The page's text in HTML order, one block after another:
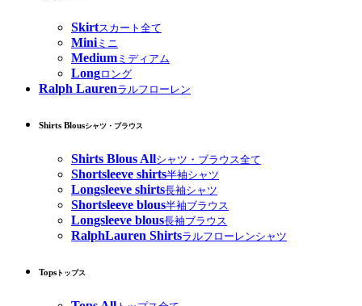
Skirtスカート全て
Miniミニ
Medium ミディアム
Longロング
Ralph Laurenラルフローレン
Shirts Blousシャツ・ブラウス
Shirts Blous Allシャツ・ブラウス全て
Shortsleeve shirts半袖シャツ
Longsleeve shirts長袖シャツ
Shortsleeve blous半袖ブラウス
Longsleeve blous長袖ブラウス
RalphLauren Shirtsラルフローレンシャツ
Tops トップス